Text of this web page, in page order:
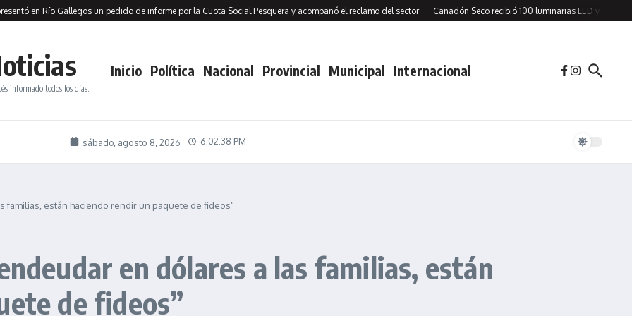
en Río Gallegos un pedido de informe por la Cuota Social Pesquera y acompañó el reclamo del sector Cañadón Seco recibió 100 luminarias LED y firmó un
informado todos los días.
Inicio Política Nacional Provincial Municipal Internacional
sábado, agosto 8, 2026 6:02:39 PM
están haciendo rendir un paquete de fideos”
en dólares a las familias, están
de fideos”